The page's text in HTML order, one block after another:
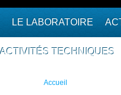
LE LABORATOIRE
ACTIVITÉS TECHNIQUES
Vous êtes ici
Accueil